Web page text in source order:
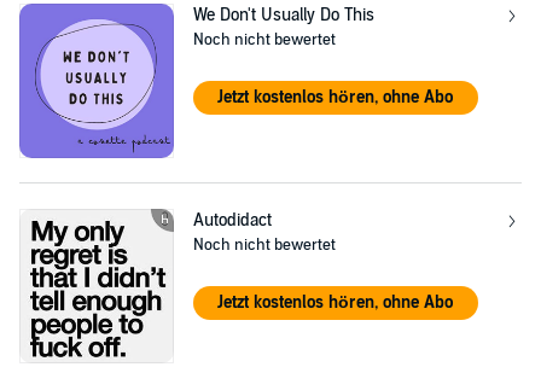
We Don't Usually Do This
Noch nicht bewertet
Jetzt kostenlos hören, ohne Abo
Autodidact
Noch nicht bewertet
Jetzt kostenlos hören, ohne Abo